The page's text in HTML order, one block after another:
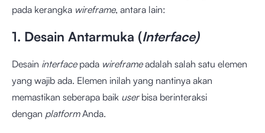
pada kerangka wireframe, antara lain:
1. Desain Antarmuka (Interface)
Desain interface pada wireframeadalah salah satu elemen
yang wajib ada. Elemen inilah yang nantinya akan
memastikan seberapa baik user bisa berinteraksi
dengan platformAnda.